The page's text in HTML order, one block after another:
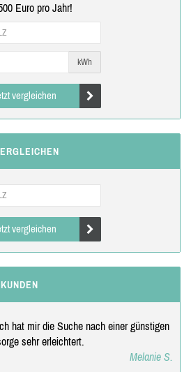
Euro pro Jahr!
kWh
vergleichen
vergleichen
hat mir die Suche nach einer günstigen
sehr erleichtert.
Melanie S.